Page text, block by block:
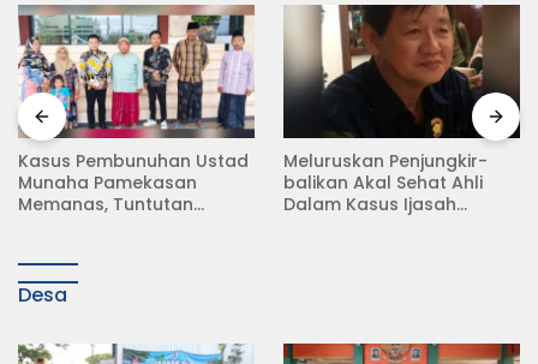
Meluruskan Penjungkir-
balikan Akal Sehat Ahli
Dalam Kasus Ijasah
Rampas Motor Tanpa
Surat Resmi, Modus Baru
Debt Collector di Jalan
Desa